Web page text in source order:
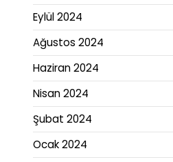
Eylül 2024
Ağustos 2024
Haziran 2024
Nisan 2024
Şubat 2024
Ocak 2024